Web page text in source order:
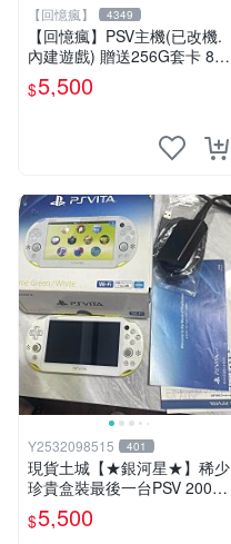
【回憶瘋】 4349
【回憶瘋】PSV主機(已改機.
內建遊戲) 贈送256G套卡 8成
新 遊戲機 PSVITA
$5,500
Y2532098515 401
現貨土城【★銀河星★】稀少
珍貴盒裝最後一台PSV 2000
主機.PSV2000 品質保證日版
可轉換中文
$5,500